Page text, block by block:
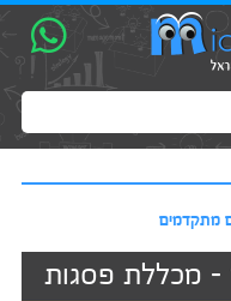
מתקדמים
- מכללת פסגות